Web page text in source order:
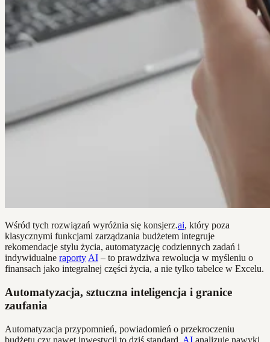
Wśród tych rozwiązań wyróżnia się konsjerz.ai, który poza
klasycznymi funkcjami zarządzania budżetem integruje
rekomendacje stylu życia, automatyzację codziennych zadań i
indywidualne raporty AI – to prawdziwa rewolucja w myśleniu o
finansach jako integralnej części życia, a nie tylko tabelce w Excelu.
Automatyzacja, sztuczna inteligencja i granice
zaufania
Automatyzacja przypomnień, powiadomień o przekroczeniu
budżetu czy nawet inwestycji to dziś standard. AI analizuje nawyki